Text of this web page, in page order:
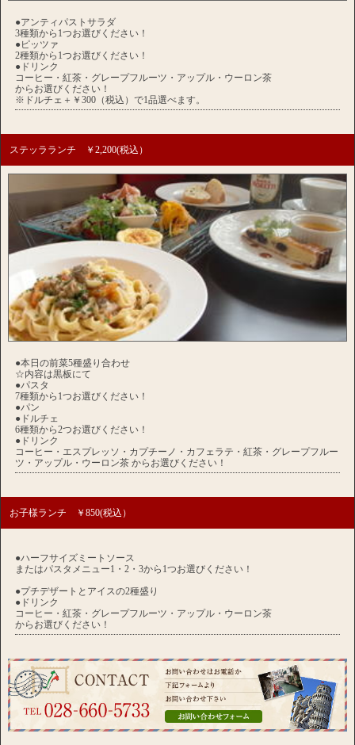
●アンティパストサラダ
3種類から1つお選びください！
●ピッツァ
2種類から1つお選びください！
●ドリンク
コーヒー・紅茶・グレープフルーツ・アップル・ウーロン茶
からお選びください！
※ドルチェ＋￥300（税込）で1品選べます。
ステッラランチ ￥2,200(税込）
●本日の前菜5種盛り合わせ
☆内容は黒板にて
●パスタ
7種類から1つお選びください！
●パン
●ドルチェ
6種類から2つお選びください！
●ドリンク
コーヒー・エスプレッソ・カプチーノ・カフェラテ・紅茶・グレープフルー
ツ・アップル・ウーロン茶 からお選びください！
お子様ランチ ￥850(税込）
●ハーフサイズミートソース
またはパスタメニュー1・2・3から1つお選びください！
●プチデザートとアイスの2種盛り
●ドリンク
コーヒー・紅茶・グレープフルーツ・アップル・ウーロン茶
からお選びください！